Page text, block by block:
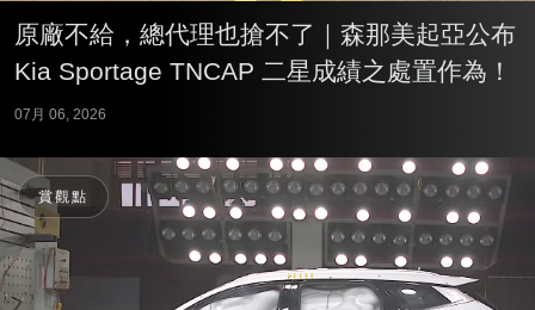
原廠不給，總代理也搶不了｜森那美起亞公布
Kia Sportage TNCAP 二星成績之處置作為！
07月 06, 2026
賞觀點